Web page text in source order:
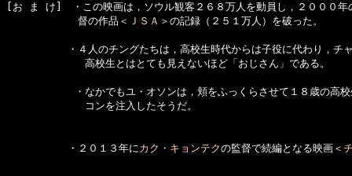
[お ま け]　・この映画は，ソウル観客２６８万人を動員し，２０００年
督の作品＜ ＪＳＡ ＞の記録（２５１万人）を破った。
・４人のチングたちは，高校生時代からは子役に代わり，チャン
高校生とはとても見えないほど「おじさん」である。
・なかでもユ・オソンは，頬をふっくらさせて１８歳の高校生
コンを注入したそうだ。
・２０１３年にカク・キョンテクの監督で続編となる映画＜